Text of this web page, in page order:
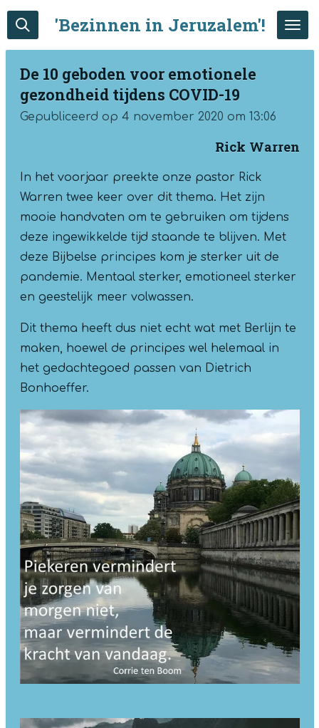
Ga
direct
hoofdinhoud
'Bezinnen in Jeruzalem'!
De 10 geboden voor emotionele
gezondheid tijdens COVID-19
Gepubliceerd op 4 november 2020 om 13:06
Rick Warren
In het voorjaar preekte onze pastor Rick
Warren twee keer over dit thema. Het zijn
mooie handvaten om te gebruiken om tijdens
deze ingewikkelde tijd staande te blijven. Met
deze Bijbelse principes kom je sterker uit de
pandemie. Mentaal sterker, emotioneel sterker
en geestelijk meer volwassen.
Dit thema heeft dus niet echt wat met Berlijn te
maken, hoewel de principes wel helemaal in
het gedachtegoed passen van Dietrich
Bonhoeffer.